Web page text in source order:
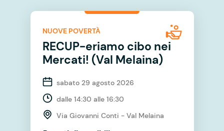
NUOVE POVERTÀ
RECUP-eriamo cibo nei
Mercati! (Val Melaina)
sabato 29 agosto 2026
dalle 14:30 alle 16:30
Via Giovanni Conti - Val Melaina